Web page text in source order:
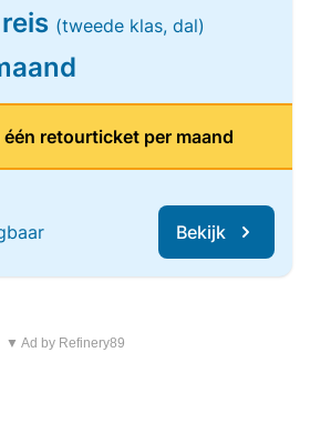
(tweede klas, dal)
retourticket per maand
Bekijk
▼ Ad by Refinery89